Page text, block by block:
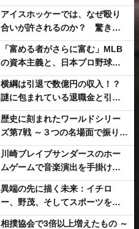
ラスとは
アイスホッケーでは、なぜ殴り
合いが許されるのか？ 驚きの
「ファイティング」ルールにつ
いて
「富める者がさらに富む」MLB
の資本主義と、日本プロ野球が
踏み出せない一歩
横綱は引退で数億円の収入！？
謎に包まれている退職金と引退
相撲興行
歴史に刻まれたワールドシリー
ズ第7戦 ～３つの名場面で振り返
る～
川崎ブレイブサンダースのホー
ムゲームで音楽演出を手掛ける
スチャダラパーが川崎新！アリ
ーナシティ・プロジェクトを語
る 「楽しみでしかないでしょ。
川崎は、ずっと成長曲線だか
異端の先に描く未来：イチロ
ー、野茂、そしてスポーツを支
える科学界の挑戦
相撲協会で3倍以上増えたもの ～